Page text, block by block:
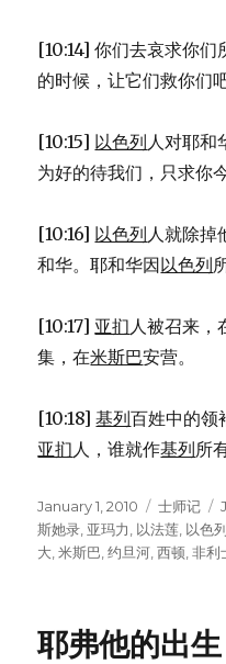
[10:14] 你们去哀求你
的时候，让它们救你们
[10:15] 以色列人对耶和
为好的待我们，只求你
[10:16] 以色列人就除掉
和华。耶和华因以色列
[10:17] 亚扪人被召来，
集，在米斯巴安营。
[10:18]基列百姓中的领
亚扪人，谁就作基列所
Posted
on
January 1, 2010 士师记
斯她录 亚玛力 以法莲 以色列
大 ,米斯巴 ,约旦河 ,西顿 ,非利
耶弗他的出